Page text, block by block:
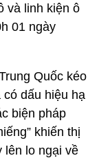
và linh kiện ô
01 ngày
Quốc kéo
dấu hiệu hạ
biện pháp
khiến thị
lên lo ngại về